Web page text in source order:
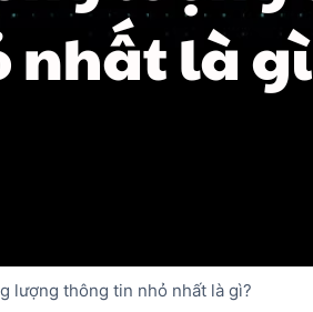
lượng thông tin nhỏ nhất là gì?